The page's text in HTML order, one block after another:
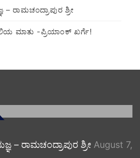
ರಾಮಚಂದ್ರಾಪುರ ಶ್ರೀ
ಮಾತು -ಪ್ರಿಯಾಂಕ್ ಖರ್ಗೆ!
– ರಾಮಚಂದ್ರಾಪುರ ಶ್ರೀ August 7,